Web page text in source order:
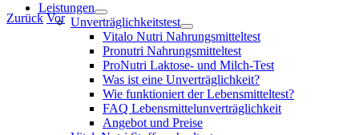
Leistungen
Unverträglichkeitstest
Vitalo Nutri Nahrungsmitteltest
Pronutri Nahrungsmitteltest
ProNutri Laktose- und Milch-Test
Was ist eine Unverträglichkeit?
Wie funktioniert der Lebensmitteltest?
FAQ Lebensmittelunverträglichkeit
Angebot und Preise
Zurück Vor